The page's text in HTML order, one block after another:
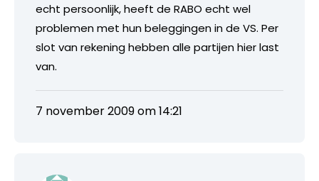
echt persoonlijk, heeft de RABO echt wel
problemen met hun beleggingen in de VS. Per
slot van rekening hebben alle partijen hier last
van.
7 november 2009 om 14:21